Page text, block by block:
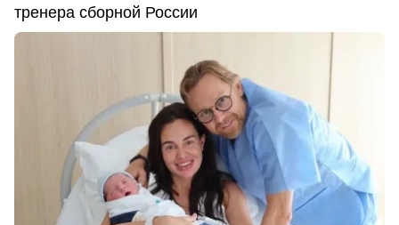
тренера сборной России